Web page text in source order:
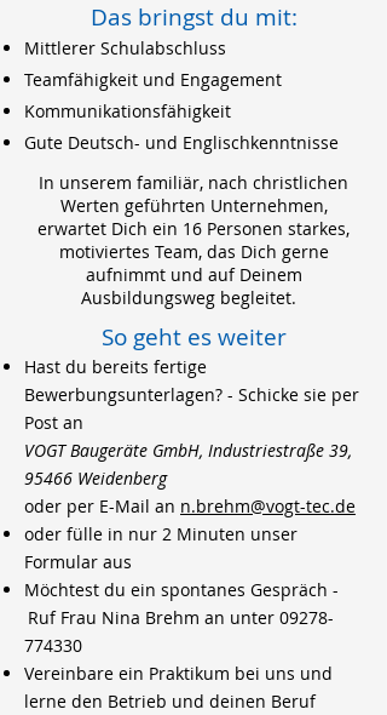
Das bringst du mit:
Mittlerer Schulabschluss
Teamfähigkeit und Engagement
Kommunikationsfähigkeit
Gute Deutsch- und Englischkenntnisse
In unserem familiär, nach christlichen
Werten geführten Unternehmen,
erwartet Dich ein 16 Personen starkes,
motiviertes Team, das Dich gerne
aufnimmt und auf Deinem
Ausbildungsweg begleitet.
So geht es weiter
Hast du bereits fertige
Bewerbungsunterlagen? - Schicke sie per
Post an
VOGT Baugeräte GmbH, Industriestraße 39,
95466 Weidenberg
oder per E-Mail an n.brehm@vogt-tec.de
oder fülle in nur 2 Minuten unser
Formular aus
Möchtest du ein spontanes Gespräch -
Ruf Frau Nina Brehm an unter 09278-
774330
Vereinbare ein Praktikum bei uns und
lerne den Betrieb und deinen Beruf